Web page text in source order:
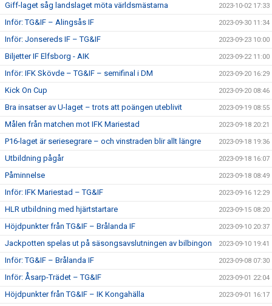
Giff-laget såg landslaget möta världsmästarna 2023-10-02 17:33
Inför: TG&IF – Alingsås IF 2023-09-30 11:34
Inför: Jonsereds IF – TG&IF 2023-09-23 10:00
Biljetter IF Elfsborg - AIK 2023-09-22 11:00
Inför: IFK Skövde – TG&IF – semifinal i DM 2023-09-20 16:29
Kick On Cup 2023-09-20 08:46
Bra insatser av U-laget – trots att poängen uteblivit 2023-09-19 08:55
Målen från matchen mot IFK Mariestad 2023-09-18 20:21
P16-laget är seriesegrare – och vinstraden blir allt längre 2023-09-18 19:36
Utbildning pågår 2023-09-18 16:07
Påminnelse 2023-09-18 08:49
Inför: IFK Mariestad – TG&IF 2023-09-16 12:29
HLR utbildning med hjärtstartare 2023-09-15 08:20
Höjdpunkter från TG&IF – Brålanda IF 2023-09-10 20:37
Jackpotten spelas ut på säsongsavslutningen av bilbingon 2023-09-10 19:41
Inför: TG&IF – Brålanda IF 2023-09-08 07:30
Inför: Åsarp-Trädet – TG&IF 2023-09-01 22:04
Höjdpunkter från TG&IF – IK Kongahälla 2023-09-01 16:17